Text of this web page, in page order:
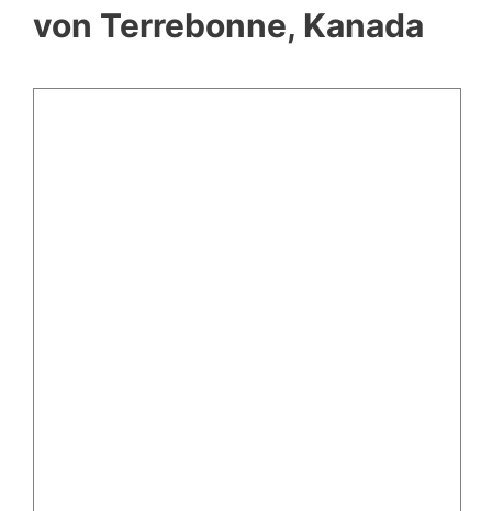
von Terrebonne, Kanada